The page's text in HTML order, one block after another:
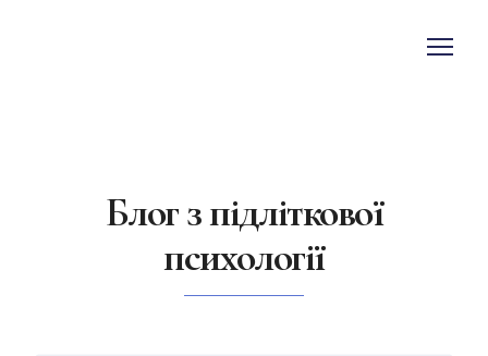
Блог з підліткової
психології